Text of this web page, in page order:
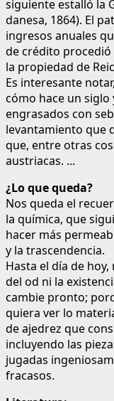
siguiente estalló la
danesa, 1864). El
ingresos anuales
de crédito procedió
la propiedad de
Es interesante
cómo hace un siglo
engrasados con
levantamiento que
que, entre otras
austriacas. ...
¿Lo que queda?
Nos queda el
la química, que
hacer más
y la trascendencia.
Hasta el día de
del od ni la
cambie pronto;
quiera ver lo
de ajedrez que
incluyendo las
jugadas
fracasos.